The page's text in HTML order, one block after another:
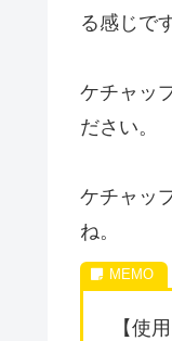
る感じで
ケチャッ
ださい。
ケチャッ
ね。
【使